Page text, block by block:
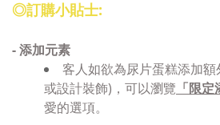
◎訂購小貼士:
- 添加元素
客人如欲為尿片蛋糕添加額
或設計裝飾)，可以瀏覽 「限
愛的選項。